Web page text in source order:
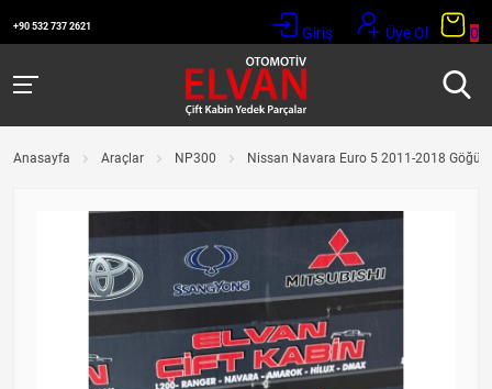
+90 532 737 2621 Giriş Üye Ol 0
Anasayfa Araçlar NP300 Nissan Navara Euro 5 2011-2018 Göğüs